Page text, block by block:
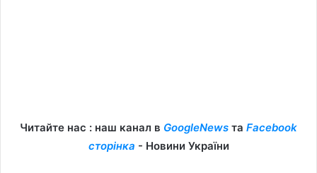
Читайте нас : наш канал в GoogleNews та Facebook
сторінка - Новини України